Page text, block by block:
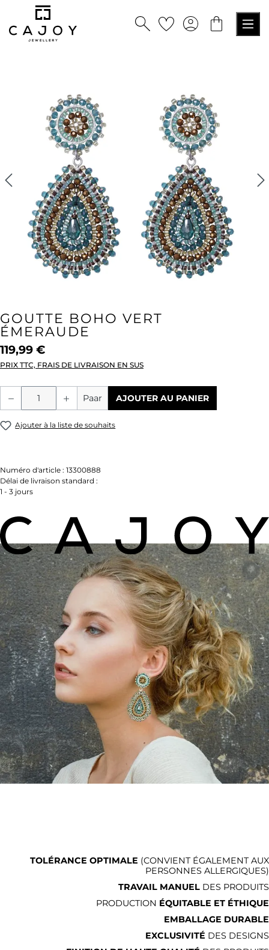
principal
GOUTTE BOHO VERT
ÉMERAUDE
119,99 €
PRIX TTC, FRAIS DE LIVRAISON EN SUS
Quantité de produit : Entrez la
Paar AJOUTER AU PANIER
Ajouter à la liste de souhaits
Numéro d'article : 13300888
Délai de livraison standard :
1 - 3 jours
TOLÉRANCE OPTIMALE (CONVIENT ÉGALEMENT AUX
PERSONNES ALLERGIQUES)
TRAVAIL MANUEL DES PRODUITS
PRODUCTION ÉQUITABLE ET ÉTHIQUE
EMBALLAGE DURABLE
EXCLUSIVITÉ DES DESIGNS